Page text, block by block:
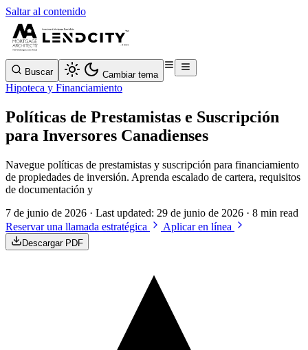
Saltar al contenido
Buscar Cambiar tema
Hipoteca y Financiamiento
Políticas de Prestamistas e Suscripción
para Inversores Canadienses
Navegue políticas de prestamistas y suscripción para financiamiento
de propiedades de inversión. Aprenda escalado de cartera, requisitos
de documentación y
7 de junio de 2026 · Last updated: 29 de junio de 2026 · 8 min read
Reservar una llamada estratégica
Aplicar en línea
Descargar PDF